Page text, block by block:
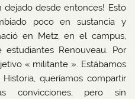
dejado desde entonces! Esto
poco en sustancia y
en Metz, en el campus,
Renouveau. Por
« militante ». Estábamos
queríamos compartir
convicciones, pero sin